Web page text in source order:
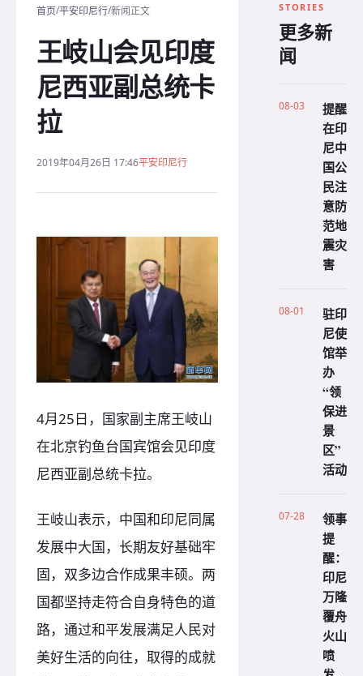
首页/平安印尼行/新闻正文
王岐山会见印度
尼西亚副总统卡
拉
2019年04月26日 17:46平安印尼行
4月25日，国家副主席王岐山
在北京钓鱼台国宾馆会见印度
尼西亚副总统卡拉。
王岐山表示，中国和印尼同属
发展中大国，长期友好基础牢
固，双多边合作成果丰硕。两
国都坚持走符合自身特色的道
路，通过和平发展满足人民对
美好生活的向往，取得的成就
STORIES
更多新
闻
08-03
提醒
在印
尼中
国公
民注
意防
范地
震灾
害
08-01
驻印
尼使
馆举
办
“领
保进
景
区”
活动
07-28
领事
提
醒：
印尼
万隆
覆舟
火山
喷